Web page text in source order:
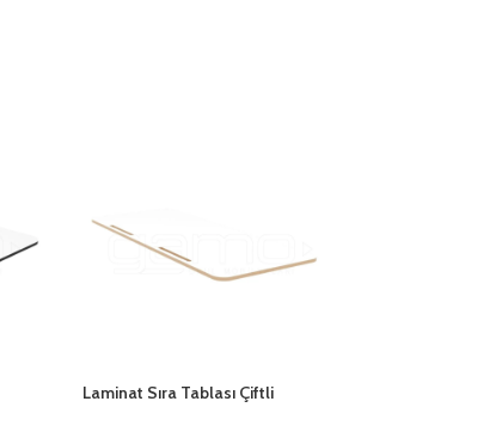
Laminat Sıra Tablası Çiftli